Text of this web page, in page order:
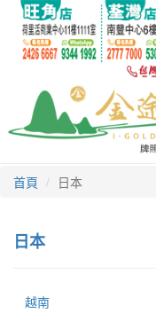
首頁 日本
日本
越南